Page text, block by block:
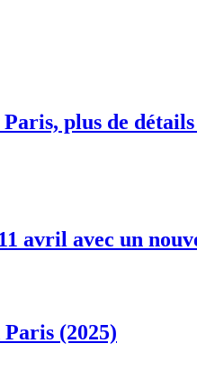
plus de
avril avec un
(2025)